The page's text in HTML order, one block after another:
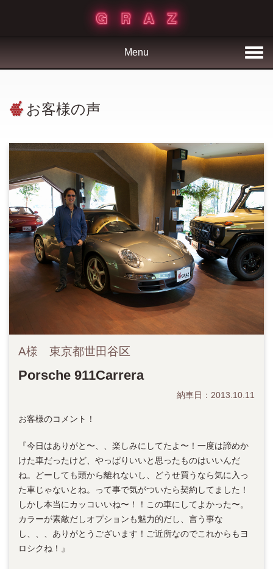
Menu
お客様の声
A様 東京都世田谷区
Porsche 911Carrera
納車日：2013.10.11
お客様のコメント！
『今日はありがと〜、、楽しみにしてたよ〜！一度は諦めか
けた車だったけど、やっぱりいいと思ったものはいいんだ
ね。どーしても頭から離れないし、どうせ買うなら気に入っ
た車じゃないとね。って事で気がついたら契約してました！
しかし本当にカッコいいね〜！！この車にしてよかった〜。
カラーが素敵だしオプションも魅力的だし、言う事な
し、、、ありがとうございます！ご近所なのでこれからもヨ
ロシクね！』